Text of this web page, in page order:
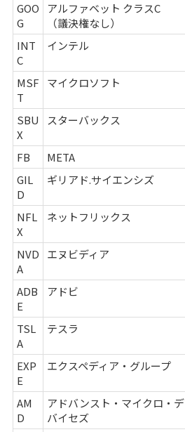
GOO
G
アルファベット クラスC
（議決権なし）
INT
C
インテル
MSF
T
マイクロソフト
SBU
X
スターバックス
FB META
GIL
D
ギリアド.サイエンシズ
NFL
X
ネットフリックス
NVD
A
エヌビディア
ADB
E
アドビ
TSL
A
テスラ
EXP
E
エクスペディア・グループ
AM
D
アドバンスト・マイクロ・デ
バイセズ